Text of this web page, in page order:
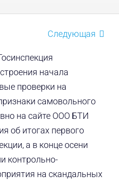
Следующая
начала
проверки на
самовольного
на сайте ООО БТИ
об итогах первого
а в конце осени
контрольно-
на скандальных